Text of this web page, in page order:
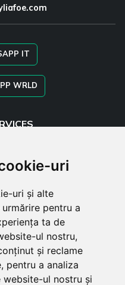
uri
uri și alte
pentru a
ta de
ul nostru,
și reclame
pentru a analiza
ul nostru și
IT
WRLD